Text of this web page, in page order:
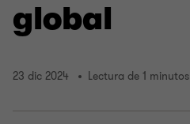
global
23 dic 2024 Lectura de 1 minutos